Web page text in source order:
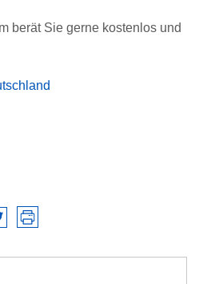
berät Sie gerne kostenlos und